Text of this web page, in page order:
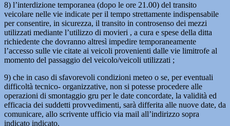
8) l’interdizione temporanea (dopo le ore 21.00) del transito
veicolare nelle vie indicate per il tempo strettamente indispensabile
per consentire, in sicurezza, il transito in controsenso dei mezzi
utilizzati mediante l’utilizzo di movieri , a cura e spese della ditta
richiedente che dovranno altresì impedire temporaneamente
l’accesso sulle vie citate ai veicoli provenienti dalle vie limitrofe al
momento del passaggio del veicolo/veicoli utilizzati ;
9) che in caso di sfavorevoli condizioni meteo o se, per eventuali
difficoltà tecnico- organizzative, non si potesse procedere alle
operazioni di smontaggio gru per le date concordate, la validità ed
efficacia dei suddetti provvedimenti, sarà differita alle nuove date, da
comunicare, allo scrivente ufficio via mail all’indirizzo sopra
indicato indicato.